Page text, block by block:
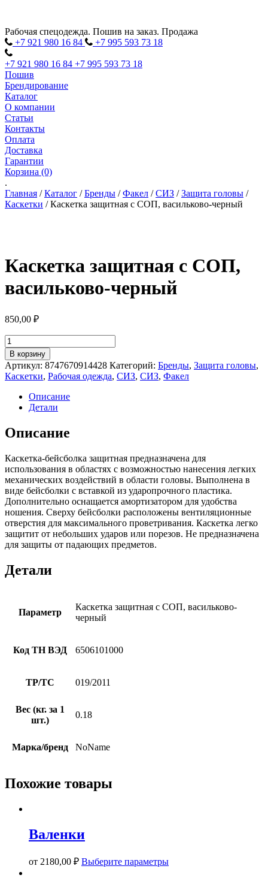
Рабочая спецодежда. Пошив на заказ. Продажа
+7 921 980 16 84 +7 995 593 73 18
+7 921 980 16 84 +7 995 593 73 18
Пошив
Брендирование
Каталог
О компании
Статьи
Контакты
Оплата
Доставка
Гарантии
Корзина (0)
.
Главная /Каталог /Бренды /Факел /СИЗ /Защита головы /
Каскетки /Каскетка защитная с СОП, васильково-черный
Каскетка защитная с СОП,
васильково-черный
850,00 ₽
Количество
товара
Каскетка
защитная
с
СОП,
васильково-
черный
В корзину
Артикул: 8747670914428 Категорий: Бренды, Защита головы,
Каскетки, Рабочая одежда, СИЗ, СИЗ, Факел
Описание
Детали
Описание
Каскетка-бейсболка защитная предназначена для
использования в областях с возможностью нанесения легких
механических воздействий в области головы. Выполнена в
виде бейсболки с вставкой из ударопрочного пластика.
Дополнительно оснащается амортизатором для удобства
ношения. Сверху бейсболки расположены вентиляционные
отверстия для максимального проветривания. Каскетка легко
защитит от небольших ударов или порезов. Не предназначена
для защиты от падающих предметов.
Детали
Параметр
Каскетка защитная с СОП, васильково-
черный
Код ТН ВЭД 6506101000
ТР/ТС 019/2011
Вес (кг. за 1
шт.)
0.18
Марка/бренд NoName
Похожие товары
Валенки
от 2180,00 ₽ Выберите параметрыЭтот